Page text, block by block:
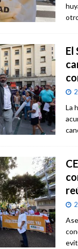
El
La